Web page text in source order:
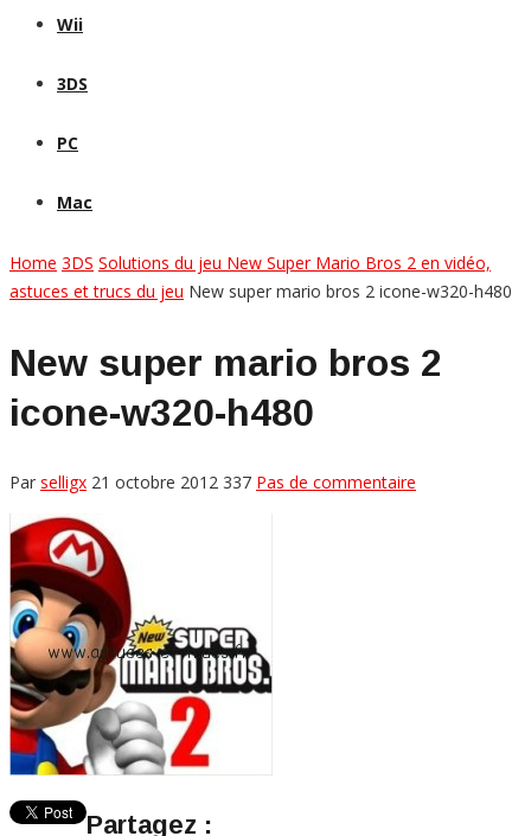
Wii
3DS
PC
Mac
Home 3DS Solutions du jeu New Super Mario Bros 2 en vidéo,
astuces et trucs du jeu New super mario bros 2 icone-w320-h480
New super mario bros 2
icone-w320-h480
Par selligx 21 octobre 2012 337 Pas de commentaire
Partagez :